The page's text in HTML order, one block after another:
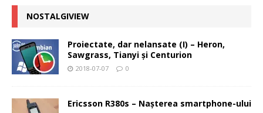
NOSTALGIVIEW
Proiectate, dar nelansate (I) – Heron,
Sawgrass, Tianyi şi Centurion
2018-07-07 0
Ericsson R380s – Naşterea smartphone-ului